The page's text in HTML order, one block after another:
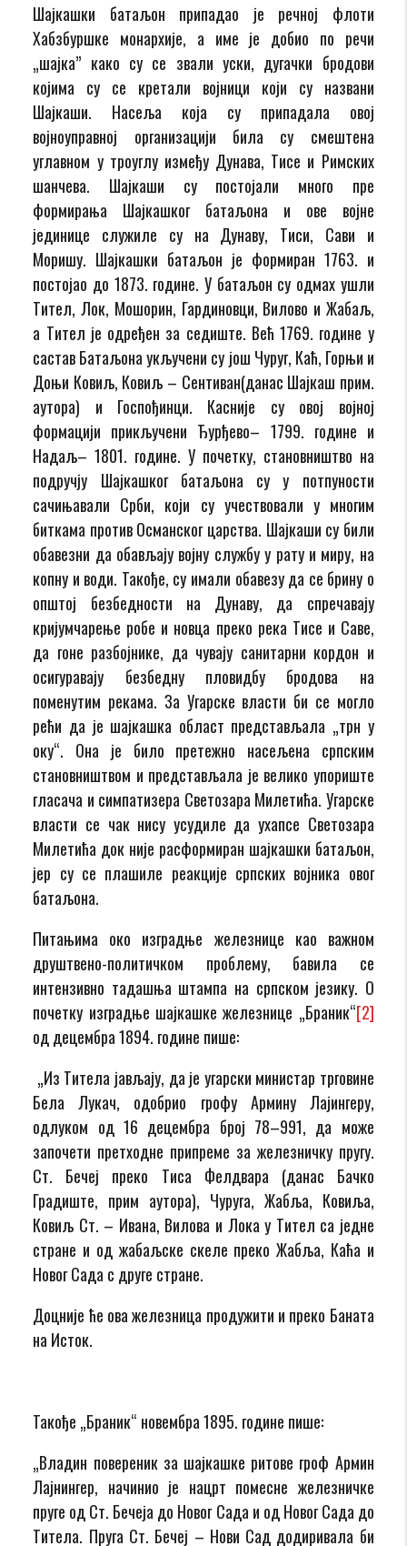
Шајкашки батаљон припадао је речној флоти
Хабзбуршке монархије, а име је добио по речи
„шајка” како су се звали уски, дугачки бродови
којима су се кретали војници који су названи
Шајкаши. Насеља која су припадала овој
војноуправној организацији била су смештена
углавном у троуглу између Дунава, Тисе и Римских
шанчева. Шајкаши су постојали много пре
формирања Шајкашког батаљона и ове војне
јединице служиле су на Дунаву, Тиси, Сави и
Моришу. Шајкашки батаљон је формиран 1763. и
постојао до 1873. године. У батаљон су одмах ушли
Тител, Лок, Мошорин, Гардиновци, Вилово и Жабаљ,
а Тител је одређен за седиште. Већ 1769. године у
састав Батаљона укључени су још Чуруг, Каћ, Горњи и
Доњи Ковиљ, Ковиљ – Сентиван(данас Шајкаш прим.
аутора) и Госпођинци. Касније су овој војној
формацији прикључени Ђурђево– 1799. године и
Надаљ– 1801. године. У почетку, становништво на
подручју Шајкашког батаљона су у потпуности
сачињавали Срби, који су учествовали у многим
биткама против Османског царства. Шајкаши су били
обавезни да обављају војну службу у рату и миру, на
копну и води. Такође, су имали обавезу да се брину о
општој безбедности на Дунаву, да спречавају
кријумчарење робе и новца преко река Тисе и Саве,
да гоне разбојнике, да чувају санитарни кордон и
осигуравају безбедну пловидбу бродова на
поменутим рекама. За Угарске власти би се могло
рећи да је шајкашка област представљала „трн у
оку“. Она је било претежно насељена српским
становништвом и представљала је велико упориште
гласача и симпатизера Светозара Милетића. Угарске
власти се чак нису усудиле да ухапсе Светозара
Милетића док није расформиран шајкашки батаљон,
јер су се плашиле реакције српских војника овог
батаљона.
Питањима око изградње железнице као важном
друштвено-политичком проблему, бавила се
интензивно тадашња штампа на српском језику. О
почетку изградње шајкашке железнице „Браник“[2]
од децембра 1894. године пише:
„Из Титела јављају, да је угарски министар трговине
Бела Лукач, одобрио грофу Армину Лајингеру,
одлуком од 16 децембра број 78–991, да може
започети претходне припреме за железничку пругу.
Ст. Бечеј преко Тиса Фелдвара (данас Бачко
Градиште, прим аутора), Чуруга, Жабља, Ковиља,
Ковиљ Ст. – Ивана, Вилова и Лока у Тител са једне
стране и од жабаљске скеле преко Жабља, Каћа и
Новог Сада с друге стране.
Доцније ће ова железница продужити и преко Баната
на Исток.
Такође „Браник“ новембра 1895. године пише:
„Владин повереник за шајкашке ритове гроф Армин
Лајнингер, начинио је нацрт помесне железничке
пруге од Ст. Бечеја до Новог Сада и од Новог Сада до
Титела. Пруга Ст. Бечеј – Нови Сад додиривала би